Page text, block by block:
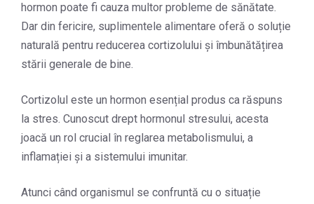
hormon poate fi cauza multor probleme de sănătate.
Dar din fericire, suplimentele alimentare oferă o soluție
naturală pentru reducerea cortizolului și îmbunătățirea
stării generale de bine.
Cortizolul este un hormon esențial produs ca răspuns
la stres. Cunoscut drept hormonul stresului, acesta
joacă un rol crucial în reglarea metabolismului, a
inflamației și a sistemului imunitar.
Atunci când organismul se confruntă cu o situație